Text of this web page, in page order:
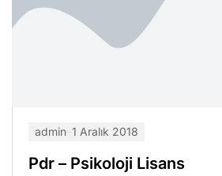
admin 1 Aralık 2018
Pdr – Psikoloji Lisans